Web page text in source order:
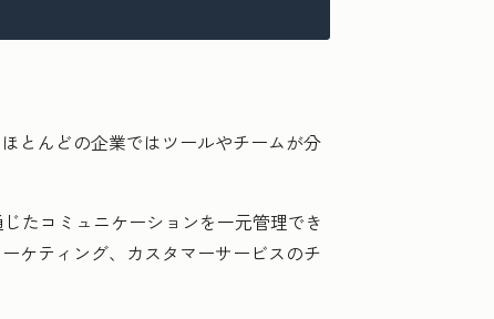
とんどの企業ではツールやチームが分
たコミュニケーションを一元管理でき
ケティング、カスタマーサービスのチ